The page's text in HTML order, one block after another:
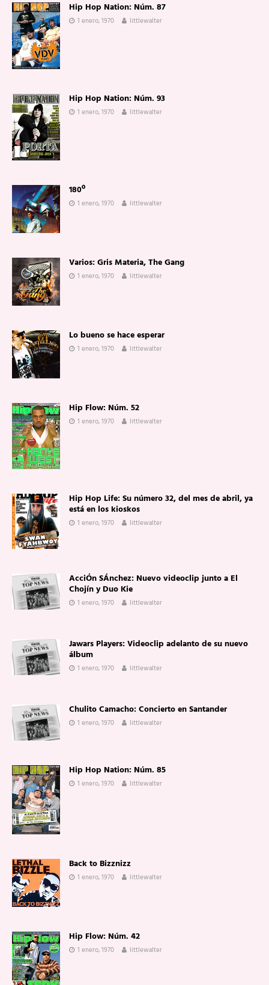
Hip Hop Nation: Núm. 87
1 enero, 1970 littlewalter
Hip Hop Nation: Núm. 93
1 enero, 1970 littlewalter
180º
1 enero, 1970 littlewalter
Varios: Gris Materia, The Gang
1 enero, 1970 littlewalter
Lo bueno se hace esperar
1 enero, 1970 littlewalter
Hip Flow: Núm. 52
1 enero, 1970 littlewalter
Hip Hop Life: Su número 32, del mes de abril, ya
está en los kioskos
1 enero, 1970 littlewalter
AcciÓn SÁnchez: Nuevo videoclip junto a El
Chojín y Duo Kie
1 enero, 1970 littlewalter
Jawars Players: Videoclip adelanto de su nuevo
álbum
1 enero, 1970 littlewalter
Chulito Camacho: Concierto en Santander
1 enero, 1970 littlewalter
Hip Hop Nation: Núm. 85
1 enero, 1970 littlewalter
Back to Bizznizz
1 enero, 1970 littlewalter
Hip Flow: Núm. 42
1 enero, 1970 littlewalter